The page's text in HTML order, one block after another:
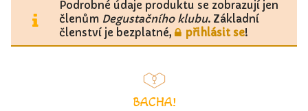
Podrobné údaje produktu se zobrazují jen
členům Degustačního klubu. Základní
členství je bezplatné,
přihlásit se!
BACHA!